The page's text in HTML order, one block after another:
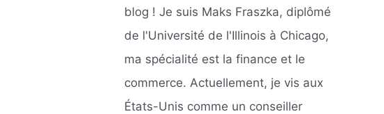
blog ! Je suis Maks Fraszka, diplômé
de l'Université de l'Illinois à Chicago,
ma spécialité est la finance et le
commerce. Actuellement, je vis aux
États-Unis comme un conseiller